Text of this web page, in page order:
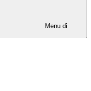
Menu di